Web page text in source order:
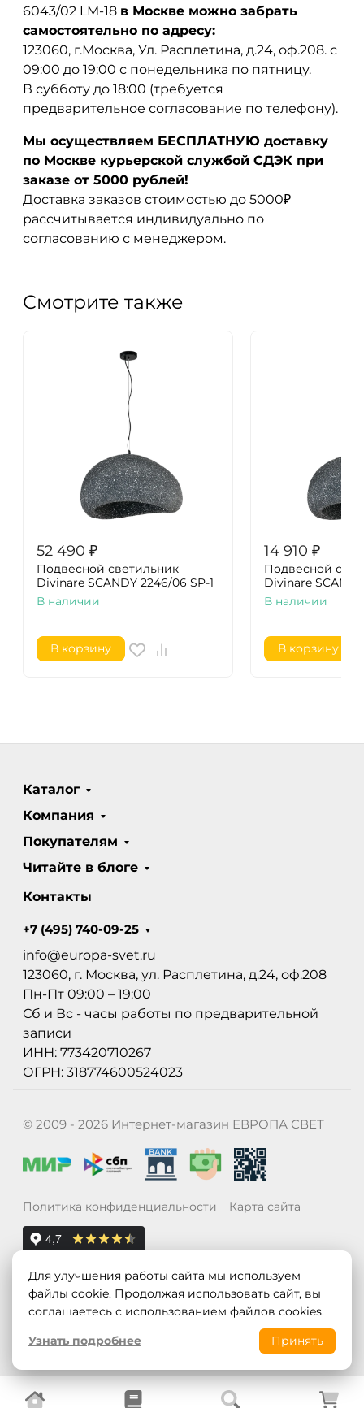
6043/02 LM-18 в Москве можно забрать
самостоятельно по адресу:
123060, г.Москва, Ул. Расплетина, д.24, оф.208. с
09:00 до 19:00 с понедельника по пятницу.
В субботу до 18:00 (требуется
предварительное согласование по телефону).
Мы осуществляем БЕСПЛАТНУЮ доставку
по Москве курьерской службой СДЭК при
заказе от 5000 рублей!
Доставка заказов стоимостью до 5000₽
рассчитывается индивидуально по
согласованию с менеджером.
Смотрите также
52 490 ₽
Подвесной светильник
Divinare SCANDY 2246/06 SP-1
В наличии
В корзину
14 910 ₽
Подвесной
Divinare
В наличии
В корзину
Каталог
Компания
Покупателям
Читайте в блоге
Контакты
+7 (495) 740-09-25
info@europa-svet.ru
123060, г. Москва, ул. Расплетина, д.24, оф.208
Пн-Пт 09:00 – 19:00
Сб и Вс - часы работы по предварительной
записи
ИНН: 773420710267
ОГРН: 318774600524023
© 2009 - 2026 Интернет-магазин ЕВРОПА СВЕТ
Политика конфиденциальности Карта сайта
Для улучшения работы сайта мы используем
файлы cookie. Продолжая использовать сайт, вы
соглашаетесь с использованием файлов cookies.
Узнать подробнее
Принять